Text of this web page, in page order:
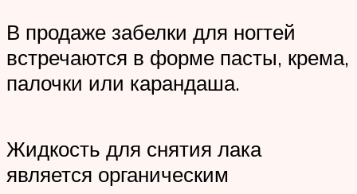
В продаже забелки для ногтей
встречаются в форме пасты, крема,
палочки или карандаша.
Жидкость для снятия лака
является органическим